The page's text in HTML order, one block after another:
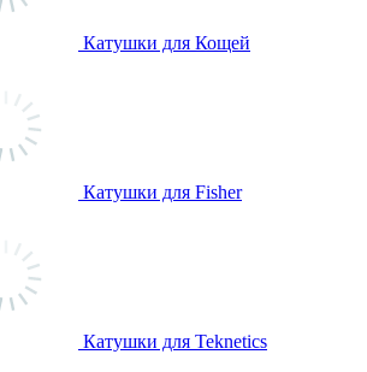
Катушки для Кощей
Катушки для Fisher
Катушки для Teknetics